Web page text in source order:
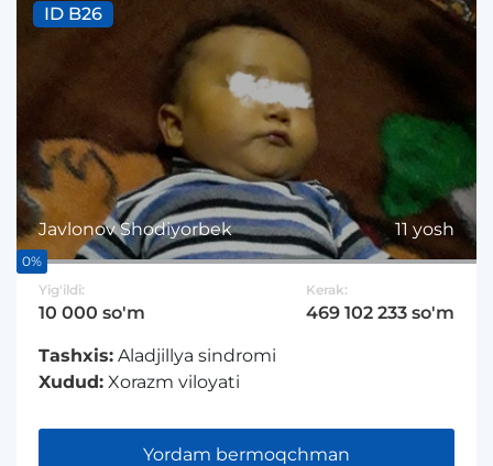
Javlonov Shodiyorbek 11 yosh
ID B26
0%
Yig'ildi:
10 000 so'm
Kerak:
469 102 233 so'm
Tashxis: Aladjillya sindromi
Xudud: Xorazm viloyati
Yordam bermoqchman